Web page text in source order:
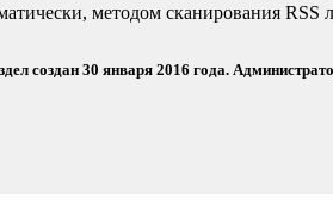
методом сканирования RSS
создан 30 января 2016 года.